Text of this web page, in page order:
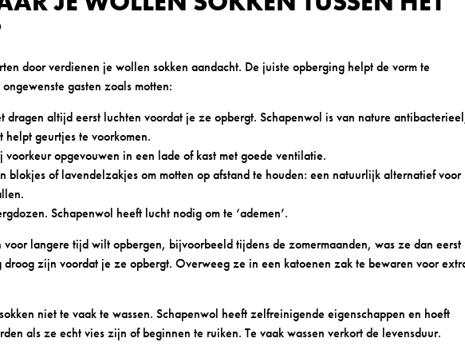
door verdienen je wollen sokken aandacht. De juiste opberging helpt de vorm te
gasten zoals motten:
dragen altijd eerst luchten voordat je ze opbergt. Schapenwol is van nature
helpt geurtjes te voorkomen.
voorkeur opgevouwen in een lade of kast met goede ventilatie.
blokjes of lavendelzakjes om motten op afstand te houden: een natuurlijk alternatief voor
Schapenwol heeft lucht nodig om te ‘ademen’.
langere tijd wilt opbergen, bijvoorbeeld tijdens de zomermaanden, was ze dan eerst
zijn voordat je ze opbergt. Overweeg ze in een katoenen zak te bewaren voor
niet te vaak te wassen. Schapenwol heeft zelfreinigende eigenschappen en hoeft
als ze echt vies zijn of beginnen te ruiken. Te vaak wassen verkort de levensduur.